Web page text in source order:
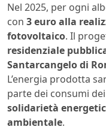
Nel 2025, per ogni
con 3 euro alla
fotovoltaico. Il
residenziale
Santarcangelo di
L’energia prodotta
parte dei consumi
solidarietà
ambientale.